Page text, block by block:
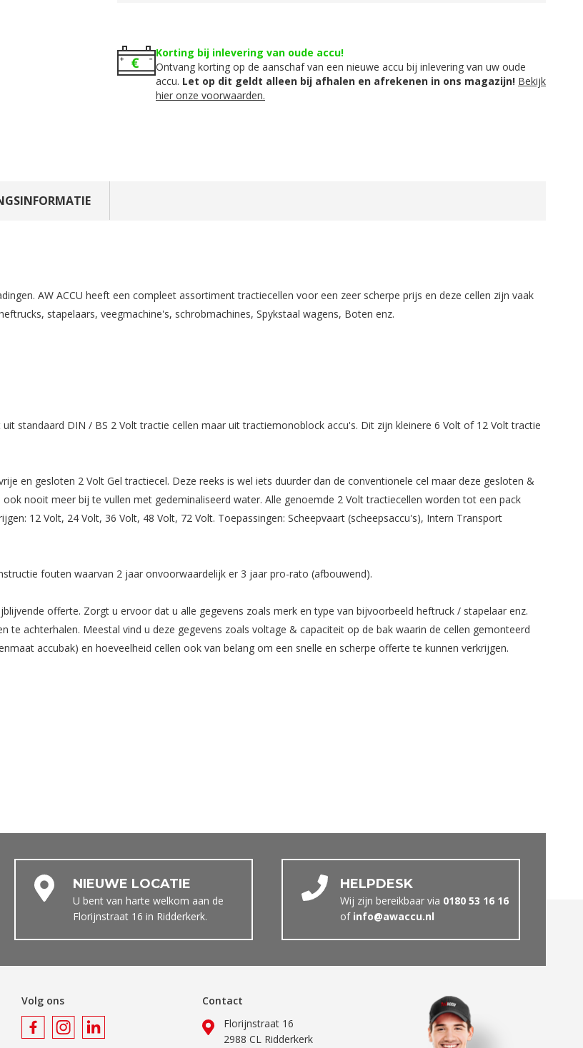
Korting bij inlevering van oude accu!
Ontvang korting op de aanschaf van een nieuwe accu bij inlevering van uw oude
accu. Let op dit geldt alleen bij afhalen en afrekenen in ons magazijn! Bekijk
hier onze voorwaarden.
AW ACCU heeft een compleet assortiment tractiecellen voor een zeer scherpe prijs en deze cellen zijn vaak
stapelaars, veegmachine's, schrobmachines, Spykstaal wagens, Boten enz.
standaard DIN / BS 2 Volt tractie cellen maar uit tractiemonoblock accu's. Dit zijn kleinere 6 Volt of 12 Volt tractie
en gesloten 2 Volt Gel tractiecel. Deze reeks is wel iets duurder dan de conventionele cel maar deze gesloten &
nooit meer bij te vullen met gedeminaliseerd water. Alle genoemde 2 Volt tractiecellen worden tot een pack
12 Volt, 24 Volt, 36 Volt, 48 Volt, 72 Volt. Toepassingen: Scheepvaart (scheepsaccu's), Intern Transport
fouten waarvan 2 jaar onvoorwaardelijk er 3 jaar pro-rato (afbouwend).
offerte. Zorgt u ervoor dat u alle gegevens zoals merk en type van bijvoorbeeld heftruck / stapelaar enz.
te achterhalen. Meestal vind u deze gegevens zoals voltage & capaciteit op de bak waarin de cellen gemonteerd
accubak) en hoeveelheid cellen ook van belang om een snelle en scherpe offerte te kunnen verkrijgen.
HELPDESK
Wij zijn bereikbaar via 0180 53 16 16
of info@awaccu.nl
NIEUWE LOCATIE
U bent van harte welkom aan de
Florijnstraat 16 in Ridderkerk.
Volg ons
Contact
Florijnstraat 16
2988 CL Ridderkerk